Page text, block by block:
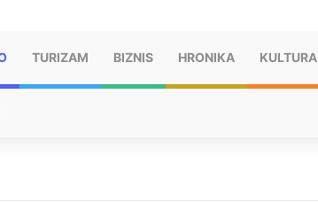
TURIZAM BIZNIS HRONIKA KULTURA